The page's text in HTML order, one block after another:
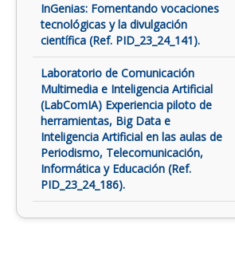
InGenias: Fomentando vocaciones
tecnológicas y la divulgación
científica (Ref. PID_23_24_141).
Laboratorio de Comunicación
Multimedia e Inteligencia Artificial
(LabComIA) Experiencia piloto de
herramientas, Big Data e
Inteligencia Artificial en las aulas de
Periodismo, Telecomunicación,
Informática y Educación (Ref.
PID_23_24_186).